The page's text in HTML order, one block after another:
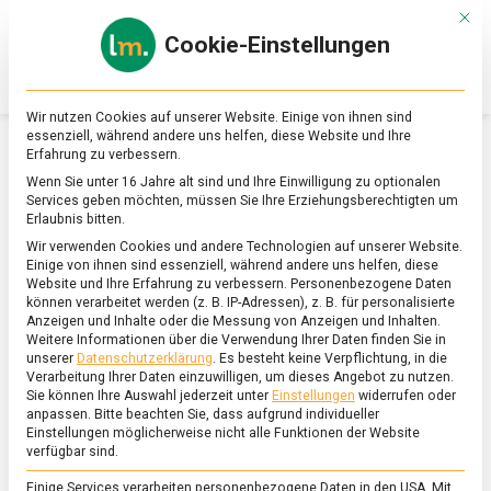
Online-
Magazin
zu
&
Ernährung
SCHLAGWORT:PETIT FOURS
Mit
Cookie-Einstellungen
Wir nutzen Cookies auf unserer Website. Einige von ihnen sind
essenziell, während andere uns helfen, diese Website und Ihre
Erfahrung zu verbessern.
Wenn Sie unter 16 Jahre alt sind und Ihre Einwilligung zu optionalen
Services geben möchten, müssen Sie Ihre Erziehungsberechtigten um
Erlaubnis bitten.
Wir verwenden Cookies und andere Technologien auf unserer Website.
Einige von ihnen sind essenziell, während andere uns helfen, diese
Website und Ihre Erfahrung zu verbessern. Personenbezogene Daten
können verarbeitet werden (z. B. IP-Adressen), z. B. für personalisierte
Anzeigen und Inhalte oder die Messung von Anzeigen und Inhalten.
Weitere Informationen über die Verwendung Ihrer Daten finden Sie in
unserer Datenschutzerklärung. Es besteht keine Verpflichtung, in die
Verarbeitung Ihrer Daten einzuwilligen, um dieses Angebot zu nutzen.
Sie können Ihre Auswahl jederzeit unter Einstellungen widerrufen oder
anpassen. Bitte beachten Sie, dass aufgrund individueller
Einstellungen möglicherweise nicht alle Funktionen der Website
verfügbar sind.
Einige Services verarbeiten personenbezogene Daten in den USA. Mit